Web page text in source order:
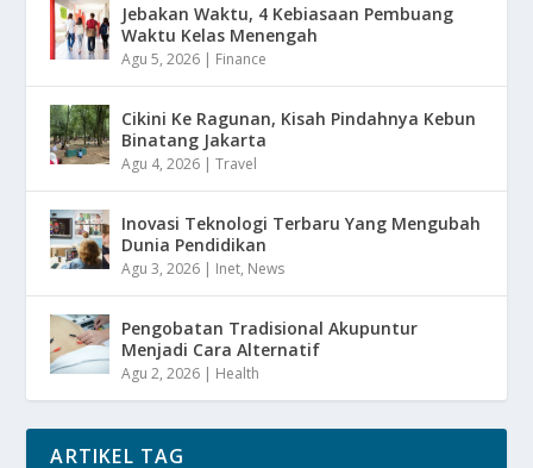
Jebakan Waktu, 4 Kebiasaan Pembuang
Waktu Kelas Menengah
Agu 5, 2026 | Finance
Cikini Ke Ragunan, Kisah Pindahnya Kebun
Binatang Jakarta
Agu 4, 2026 |Travel
Inovasi Teknologi Terbaru Yang Mengubah
Dunia Pendidikan
Agu 3, 2026 | Inet, News
Pengobatan Tradisional Akupuntur
Menjadi Cara Alternatif
Agu 2, 2026 | Health
ARTIKEL TAG